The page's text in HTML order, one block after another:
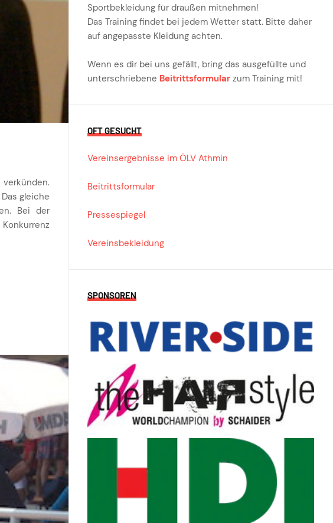
gleiche
Bei der
Sportbekleidung für draußen mitnehmen!
Das Training findet bei jedem Wetter statt. Bitte daher
auf angepasste Kleidung achten.
Wenn es dir bei uns gefällt, bring das ausgefüllte und
unterschriebene Beitrittsformular zum Training mit!
OFT GESUCHT
Vereinsergebnisse im ÖLV Athmin
Beitrittsformular
Pressespiegel
Vereinsbekleidung
SPONSOREN